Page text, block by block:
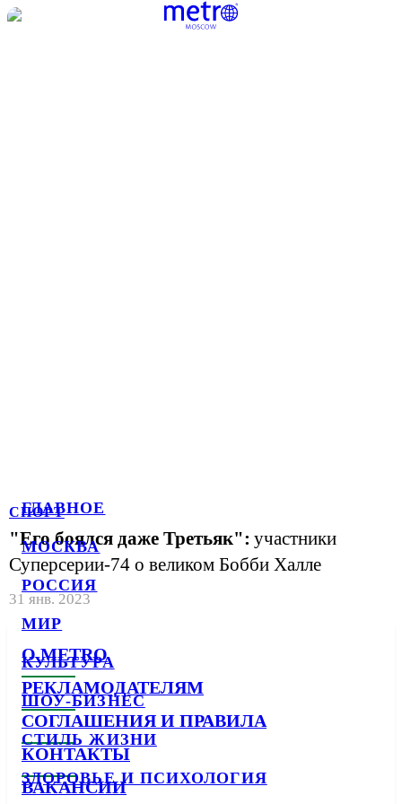
ГЛАВНОЕ
МОСКВА
РОССИЯ
МИР
КУЛЬТУРА
ШОУ-БИЗНЕС
СТИЛЬ ЖИЗНИ
ЗДОРОВЬЕ И ПСИХОЛОГИЯ
СПОРТ
"Его боялся даже Третьяк": участники
Суперсерии-74 о великом Бобби Халле
31 янв. 2023
О METRO
РЕКЛАМОДАТЕЛЯМ
СОГЛАШЕНИЯ И ПРАВИЛА
КОНТАКТЫ
ВАКАНСИИ